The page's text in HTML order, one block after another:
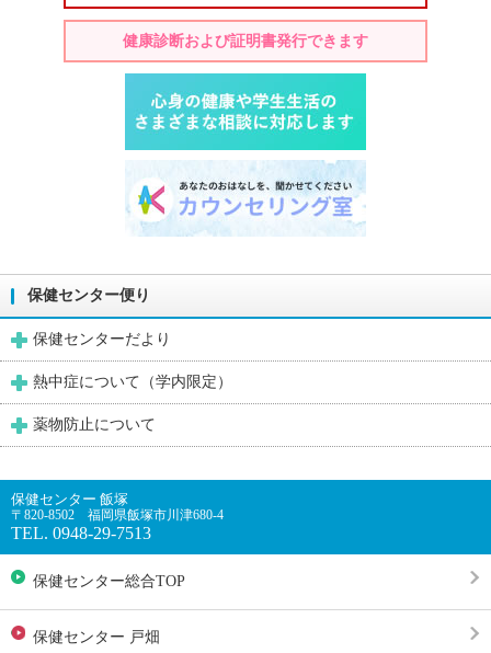
健康診断および証明書発行できます
保健センター便り
保健センターだより
熱中症について（学内限定）
薬物防止について
保健センター 飯塚
〒820-8502 福岡県飯塚市川津680-4
TEL. 0948-29-7513
保健センター総合TOP
保健センター 戸畑